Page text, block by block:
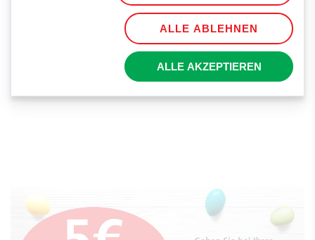
ALLE ABLEHNEN
ALLE AKZEPTIEREN